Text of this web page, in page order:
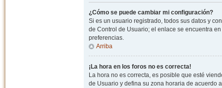
¿Cómo se puede cambiar mi configuración?
Si es un usuario registrado, todos sus datos y
de Control de Usuario; el enlace se encuentra
preferencias.
Arriba
¡La hora en los foros no es correcta!
La hora no es correcta, es posible que esté
de Usuario y defina su zona horaria de acuerdo